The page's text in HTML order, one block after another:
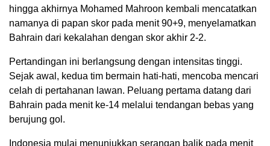
hingga akhirnya Mohamed Mahroon kembali mencatatkan
namanya di papan skor pada menit 90+9, menyelamatkan
Bahrain dari kekalahan dengan skor akhir 2-2.
Pertandingan ini berlangsung dengan intensitas tinggi.
Sejak awal, kedua tim bermain hati-hati, mencoba mencari
celah di pertahanan lawan. Peluang pertama datang dari
Bahrain pada menit ke-14 melalui tendangan bebas yang
berujung gol.
Indonesia mulai menunjukkan serangan balik pada menit